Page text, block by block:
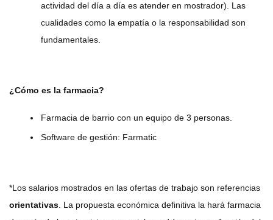
actividad del día a día es atender en mostrador). Las
cualidades como la empatía o la responsabilidad son
fundamentales.
¿Cómo es la farmacia?
Farmacia de barrio con un equipo de 3 personas.
Software de gestión: Farmatic
*Los salarios mostrados en las ofertas de trabajo son referencias
orientativas . La propuesta económica definitiva la hará farmacia